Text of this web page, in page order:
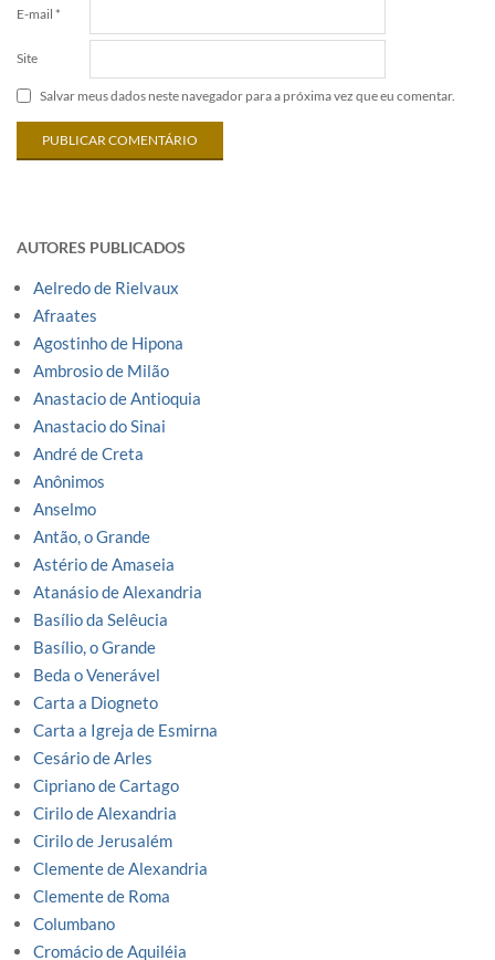
E-mail *
Site
Salvar meus dados neste navegador para a próxima vez que eu comentar.
AUTORES PUBLICADOS
Aelredo de Rielvaux
Afraates
Agostinho de Hipona
Ambrosio de Milão
Anastacio de Antioquia
Anastacio do Sinai
André de Creta
Anônimos
Anselmo
Antão, o Grande
Astério de Amaseia
Atanásio de Alexandria
Basílio da Selêucia
Basílio, o Grande
Beda o Venerável
Carta a Diogneto
Carta a Igreja de Esmirna
Cesário de Arles
Cipriano de Cartago
Cirilo de Alexandria
Cirilo de Jerusalém
Clemente de Alexandria
Clemente de Roma
Columbano
Cromácio de Aquiléia